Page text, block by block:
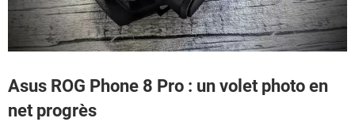
Asus ROG Phone 8 Pro : un volet photo en
net progrès